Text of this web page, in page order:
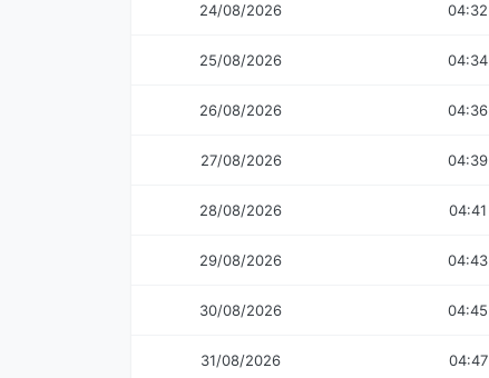
24/08/2026 04:32
25/08/2026 04:34
26/08/2026 04:36
27/08/2026 04:39
28/08/2026 04:41
29/08/2026 04:43
30/08/2026 04:45
31/08/2026 04:47